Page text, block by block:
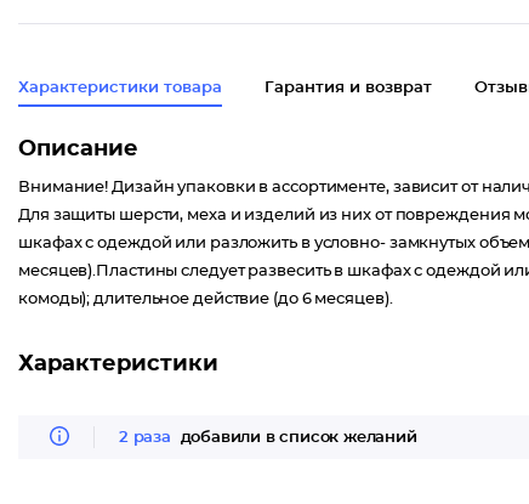
Характеристики товара Гарантия и возврат
Описание
Внимание! Дизайн упаковки в ассортименте, зависит от
Для защиты шерсти, меха и изделий из них от повреждения
шкафах с одеждой или разложить в условно- замкнутых
месяцев).Пластины следует развесить в шкафах с одеждой
комоды); длительное действие (до 6 месяцев).
Характеристики
2 раза добавили в список желаний